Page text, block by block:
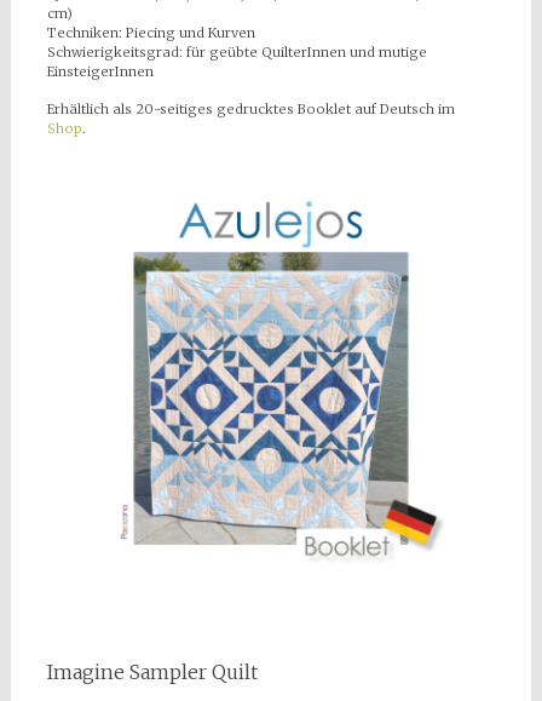
cm)
Techniken: Piecing und Kurven
Schwierigkeitsgrad: für geübte QuilterInnen und mutige
EinsteigerInnen
Erhältlich als 20-seitiges gedrucktes Booklet auf Deutsch im
Shop.
Imagine Sampler Quilt